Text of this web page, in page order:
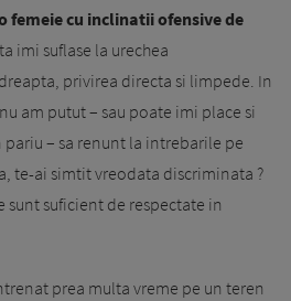
cu inclinatii ofensive de
imi suflase la urechea
privirea directa si limpede. In
am putut – sau poate imi place si
pariu – sa renunt la intrebarile pe
te-ai simtit vreodata discriminata ?
sunt suficient de respectate in
prea multa vreme pe un teren